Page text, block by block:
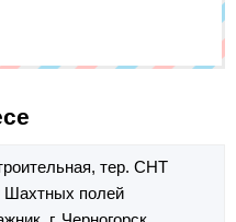
тер. СНТ
Шахтных полей